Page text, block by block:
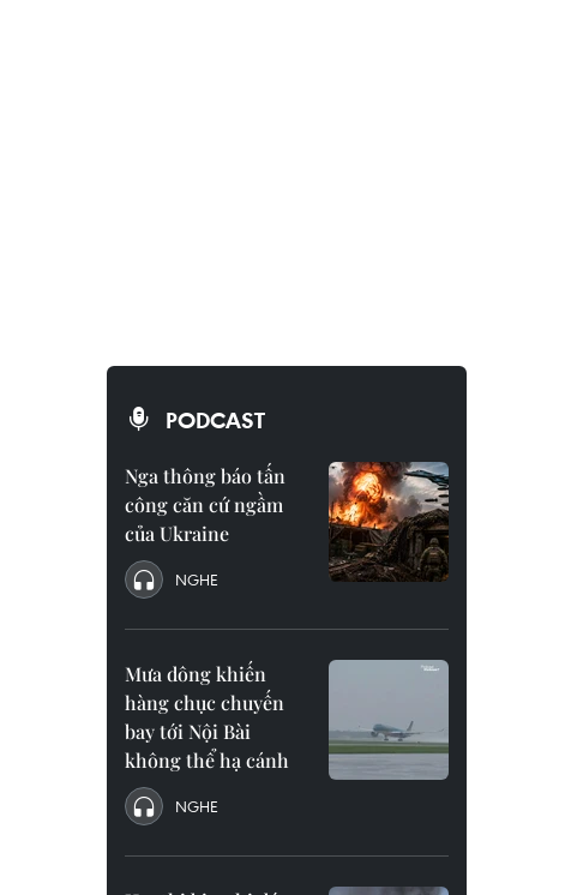
PODCAST
Nga thông báo tấn
công căn cứ ngầm
của Ukraine
NGHE
Mưa dông khiến
hàng chục chuyến
bay tới Nội Bài
không thể hạ cánh
NGHE